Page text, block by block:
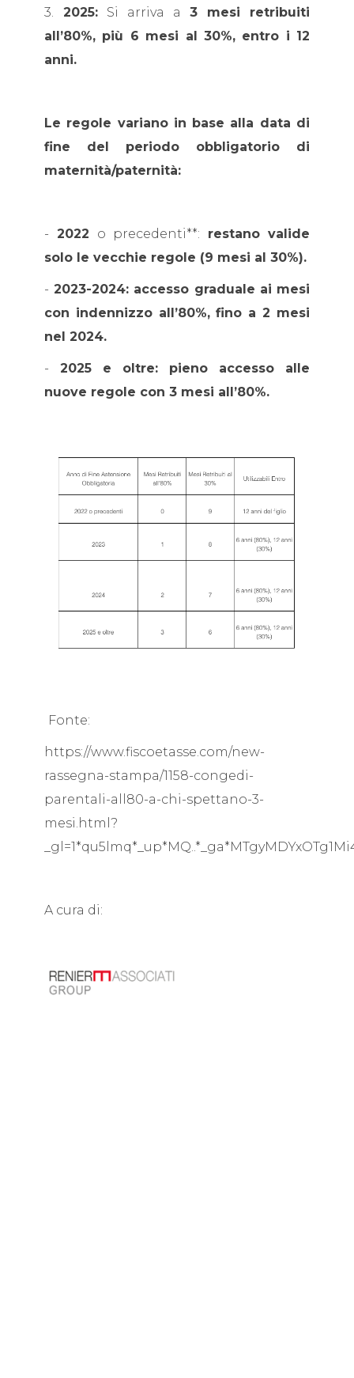
3. 2025: Si arriva a 3 mesi retribuiti
all’80%, più 6 mesi al 30%, entro i 12
anni.
Le regole variano in base alla data di
fine del periodo obbligatorio di
maternità/paternità:
- 2022 o precedenti**: restano valide
solo le vecchie regole (9 mesi al 30%).
- 2023-2024: accesso graduale ai mesi
con indennizzo all’80%, fino a 2 mesi
nel 2024.
- 2025 e oltre: pieno accesso alle
nuove regole con 3 mesi all’80%.
Fonte:
https://www.fiscoetasse.com/new-
rassegna-stampa/1158-congedi-
parentali-all80-a-chi-spettano-3-
mesi.html?
A cura di: